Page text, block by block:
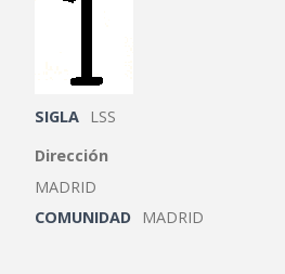
SIGLA LSS
Dirección
MADRID
COMUNIDAD MADRID